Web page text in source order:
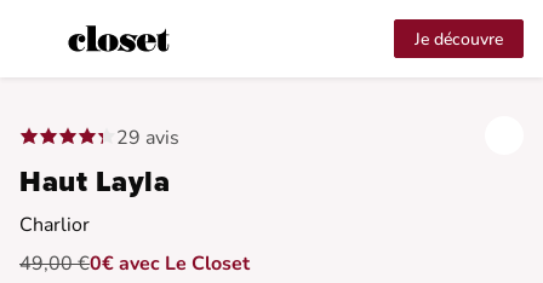
Je découvre
29 avis
Haut Layla
Charlior
49,00 €0€ avec Le Closet